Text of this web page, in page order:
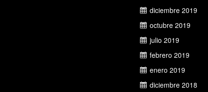
diciembre 2019
octubre 2019
julio 2019
febrero 2019
enero 2019
diciembre 2018